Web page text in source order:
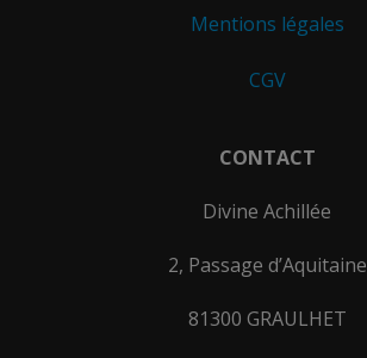
Mentions légales
CGV
CONTACT
Divine Achillée
2, Passage d’Aquitaine
81300 GRAULHET